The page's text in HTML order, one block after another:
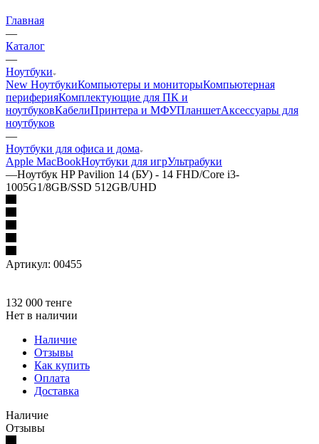
Главная
—
Каталог
—
Ноутбуки
New НоутбукиКомпьютеры и мониторыКомпьютерная
периферияКомплектующие для ПК и
ноутбуковКабелиПринтера и МФУПланшетАксессуары для
ноутбуков
—
Ноутбуки для офиса и дома
Apple MacBookНоутбуки для игрУльтрабуки
—Ноутбук HP Pavilion 14 (БУ) - 14 FHD/Core i3-
1005G1/8GB/SSD 512GB/UHD
Артикул: 00455
132 000 тенге
Нет в наличии
Наличие
Отзывы
Как купить
Оплата
Доставка
Наличие
Отзывы